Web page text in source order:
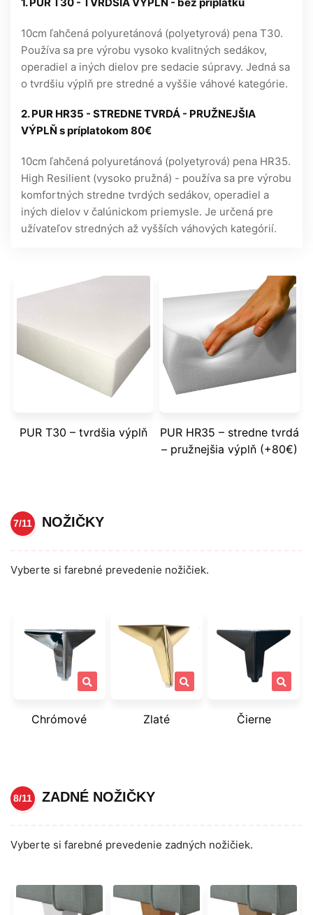
1. PUR T30 - TVRDŠIA VÝPLŇ - bez príplatku
10cm ľahčená polyuretánová (polyetyrová) pena T30.
Používa sa pre výrobu vysoko kvalitných sedákov,
operadiel a iných dielov pre sedacie súpravy. Jedná sa
o tvrdšiu výplň pre stredné a vyššie váhové kategórie.
2. PUR HR35 - STREDNE TVRDÁ - PRUŽNEJŠIA
VÝPLŇ s príplatokom 80€
10cm ľahčená polyuretánová (polyetyrová) pena HR35.
High Resilient (vysoko pružná) - používa sa pre výrobu
komfortných stredne tvrdých sedákov, operadiel a
iných dielov v čalúnickom priemysle. Je určená pre
užívateľov stredných až vyšších váhových kategórií.
PUR T30 – tvrdšia výplň
PUR HR35 – stredne tvrdá
– pružnejšia výplň (+80€)
7/11 NOŽIČKY
Vyberte si farebné prevedenie nožičiek.
Chrómové Zlaté Čierne
8/11 ZADNÉ NOŽIČKY
Vyberte si farebné prevedenie zadných nožičiek.